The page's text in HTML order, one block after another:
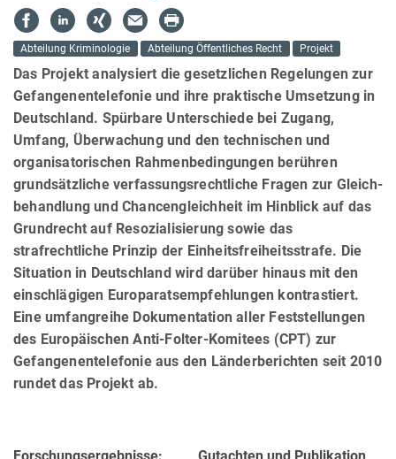
Abteilung Kriminologie Abteilung Öffentliches Recht Projekt
Das Projekt analysiert die gesetzlichen Regelungen zur
Gefan­gen­en­telefonie und ihre prak­ti­sche Umsetzung in
Deutschland. Spürbare Unterschiede bei Zugang,
Umfang, Überwachung und den technischen und
organisa­to­ri­schen Rahmen­bedin­gun­gen berühren
grundsätzliche verfassungsrechtliche Fragen zur Gleich­
behand­lung und Chancengleichheit im Hinblick auf das
Grundrecht auf Resozialisierung sowie das
strafrechtliche Prinzip der Einheits­frei­heits­strafe. Die
Situation in Deutschland wird darüber hinaus mit den
einschlägigen Europarats­empfeh­lun­gen kontrastiert.
Eine umfangreihe Dokumentation aller Feststellungen
des Euro­pä­i­schen Anti-Folter-Komitees (CPT) zur
Gefan­gen­en­tele­fo­nie aus den Länderberichten seit 2010
rundet das Projekt ab.